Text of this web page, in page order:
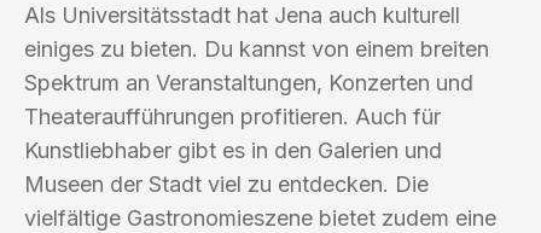
Als Universitätsstadt hat Jena auch kulturell
einiges zu bieten. Du kannst von einem breiten
Spektrum an Veranstaltungen, Konzerten und
Theateraufführungen profitieren. Auch für
Kunstliebhaber gibt es in den Galerien und
Museen der Stadt viel zu entdecken. Die
vielfältige Gastronomieszene bietet zudem eine